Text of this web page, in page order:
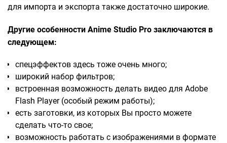
для импорта и экспорта также достаточно широкие.
Другие особенности Anime Studio Pro заключаются в
следующем:
спецэффектов здесь тоже очень много;
широкий набор фильтров;
встроенная возможность делать видео для Adobe
Flash Player (особый режим работы);
есть заготовки, из которых Вы просто можете
сделать что-то свое;
возможность работать с изображениями в формате